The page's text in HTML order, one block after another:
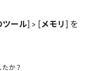
ツール] > [メモリ ] を
か？